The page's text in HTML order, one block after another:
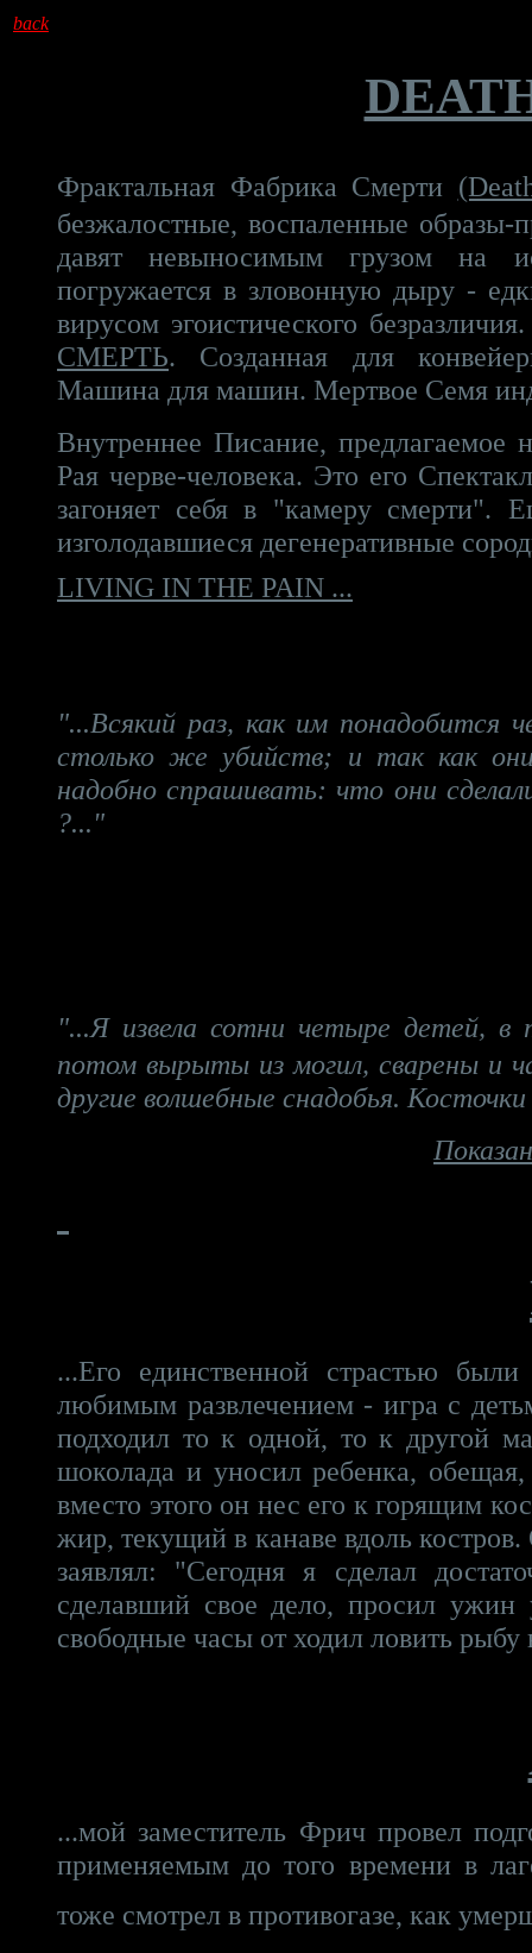
back
Фрактальная Фабрика Смерти
безжалостные, воспаленные
давят невыносимым грузом на
погружается в зловонную дыру -
вирусом эгоистического
СМЕРТЬ. Созданная для
Машина для машин. Мертвое Семя
Внутреннее Писание, предлагаемое
Рая черве-человека. Это его
загоняет себя в "камеру смерти".
изголодавшиеся дегенеративные
LIVING IN THE PAIN ...
"...Всякий раз, как им понадобится
столько же убийств; и так как
надобно спрашивать: что они
?..."
"...Я извела сотни четыре детей, в
потом вырыты из могил, сварены и
другие волшебные снадобья.
...Его единственной страстью
любимым развлечением - игра с
подходил то к одной, то к другой
шоколада и уносил ребенка,
вместо этого он нес его к горящим
жир, текущий в канаве вдоль костров.
заявлял: "Сегодня я сделал
сделавший свое дело, просил ужин
свободные часы от ходил ловить рыбу
...мой заместитель Фрич провел
применяемым до того времени в
тоже смотрел в противогазе, как